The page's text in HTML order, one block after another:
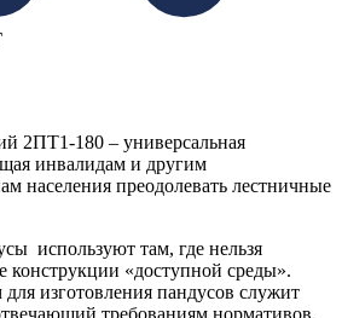
2ПТ1-180 – универсальная
инвалидам и другим
населения преодолевать лестничные
используют там, где нельзя
конструкции «доступной среды».
изготовления пандусов служит
требованиям нормативов.